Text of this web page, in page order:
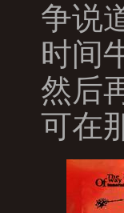
争说
时间
然后
可在